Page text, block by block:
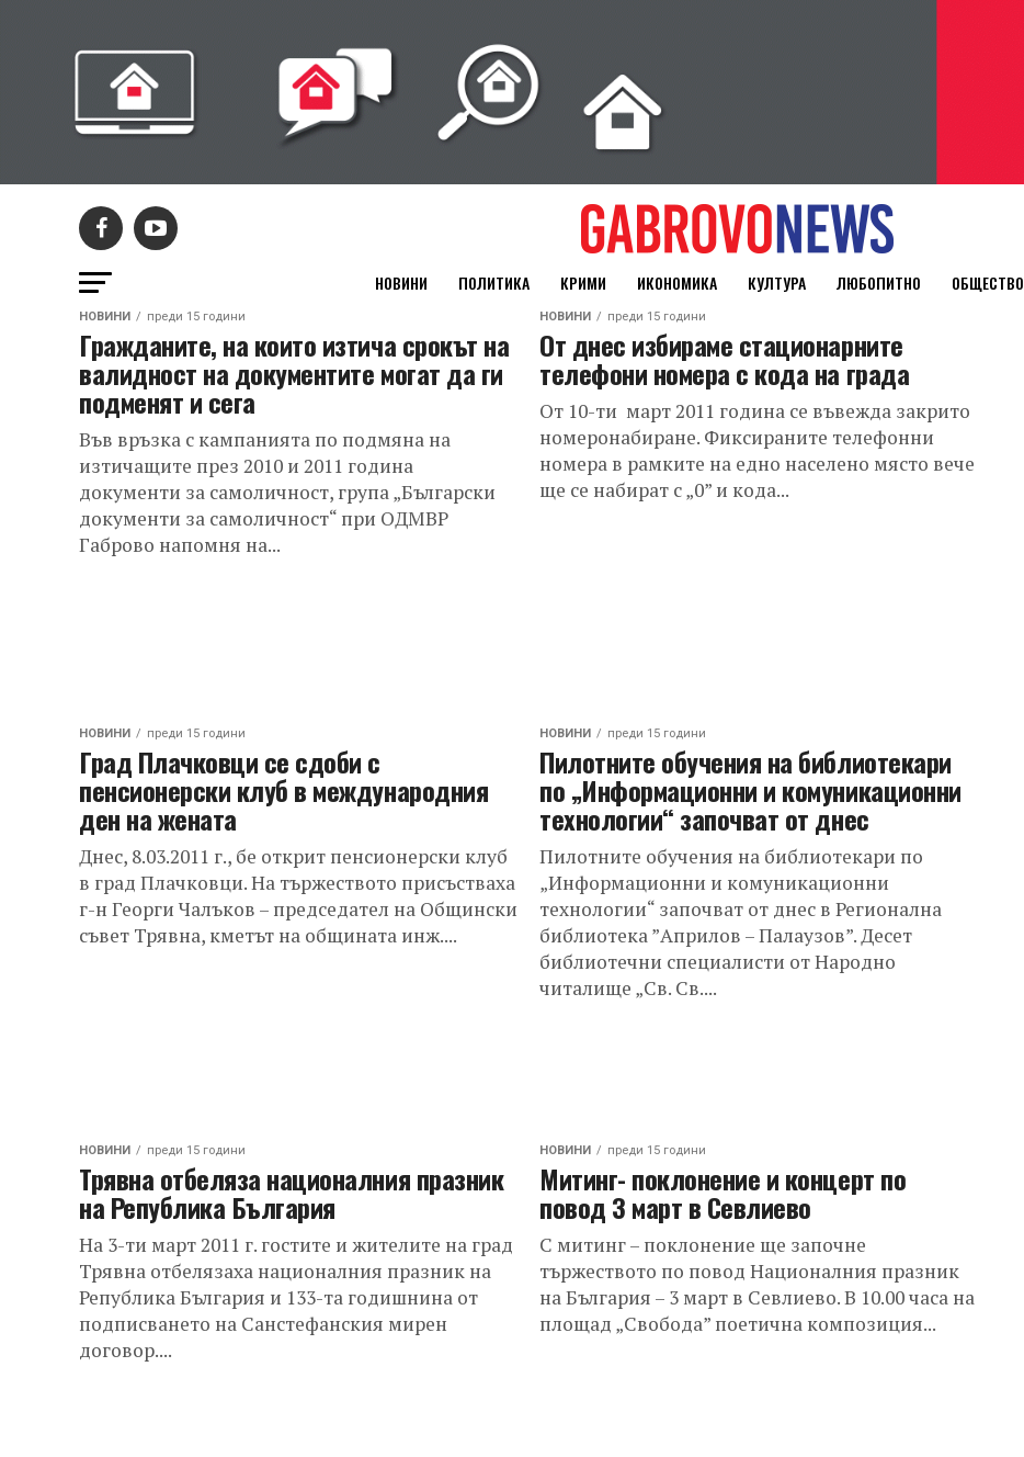
НОВИНИ ПОЛИТИКА КРИМИ ИКОНОМИКА КУЛТУРА ЛЮБОПИТНО ОБЩЕСТВО
НОВИНИ преди 15 години
Гражданите, на които изтича срокът на
валидност на документите могат да ги
подменят и сега
Във връзка с кампанията по подмяна на
изтичащите през 2010 и 2011 година
документи за самоличност, група „Български
документи за самоличност“ при ОДМВР
Габрово напомня на...
НОВИНИ преди 15 години
От днес избираме стационарните
телефони номера с кода на града
От 10-ти март 2011 година се въвежда закрито
номеронабиране. Фиксираните телефонни
номера в рамките на едно населено място вече
ще се набират с „0” и кода...
НОВИНИ преди 15 години
Град Плачковци се сдоби с
пенсионерски клуб в международния
ден на жената
Днес, 8.03.2011 г., бе открит пенсионерски клуб
в град Плачковци. На тържеството присъстваха
г-н Георги Чалъков – председател на Общински
съвет Трявна, кметът на общината инж....
НОВИНИ преди 15 години
Пилотните обучения на библиотекари
по „Информационни и комуникационни
технологии“ започват от днес
Пилотните обучения на библиотекари по
„Информационни и комуникационни
технологии“ започват от днес в Регионална
библиотека ”Априлов – Палаузов”. Десет
библиотечни специалисти от Народно
читалище „Св. Св....
НОВИНИ преди 15 години
Трявна отбеляза националния празник
на Република България
На 3-ти март 2011 г. гостите и жителите на град
Трявна отбелязаха националния празник на
Република България и 133-та годишнина от
подписването на Санстефанския мирен
договор....
НОВИНИ преди 15 години
Митинг- поклонение и концерт по
повод 3 март в Севлиево
С митинг – поклонение ще започне
тържеството по повод Националния празник
на България – 3 март в Севлиево. В 10.00 часа на
площад „Свобода” поетична композиция...